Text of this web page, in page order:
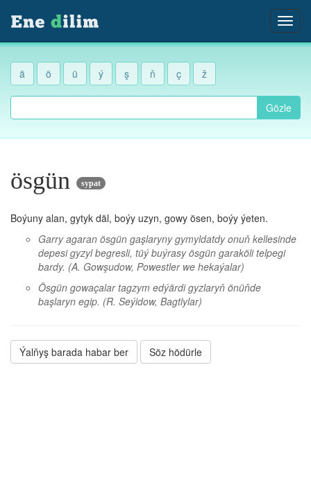
ä ö ü ý ş ň ç ž
Gözle
ösgün sypat
Boýuny alan, gytyk däl, boýy uzyn, gowy ösen, boýy ýeten.
Garry agaran ösgün gaşlaryny gymyldatdy onuň kellesinde
depesi gyzyl begresli, tüý buýrasy ösgün garaköli telpegi
bardy. (A. Gowşudow, Powestler we hekaýalar)
Ösgün gowaçalar tagzym edýärdi gyzlaryň önüňde
başlaryn egip. (R. Seýidow, Bagtlylar)
Ýalňyş barada habar ber Söz hödürle